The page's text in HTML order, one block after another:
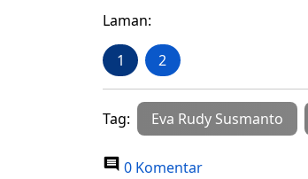
Laman:
1 2
Tag: Eva Rudy Susmanto
0 Komentar